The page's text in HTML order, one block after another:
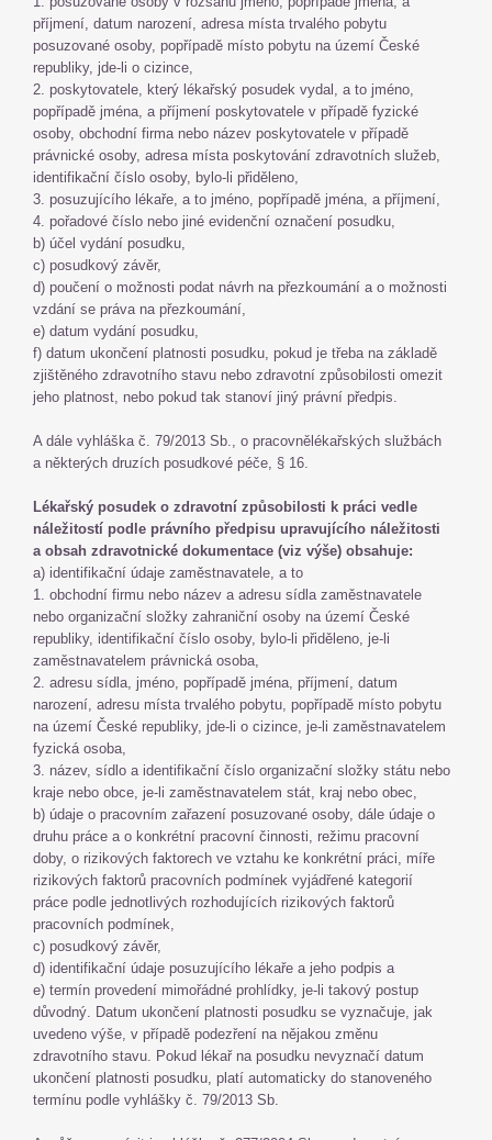
příjmení, datum narození, adresa místa trvalého pobytu
posuzované osoby, popřípadě místo pobytu na území České
republiky, jde-li o cizince,
2. poskytovatele, který lékařský posudek vydal, a to jméno,
popřípadě jména, a příjmení poskytovatele v případě fyzické
osoby, obchodní firma nebo název poskytovatele v případě
právnické osoby, adresa místa poskytování zdravotních služeb,
identifikační číslo osoby, bylo-li přiděleno,
3. posuzujícího lékaře, a to jméno, popřípadě jména, a příjmení,
4. pořadové číslo nebo jiné evidenční označení posudku,
b) účel vydání posudku,
c) posudkový závěr,
d) poučení o možnosti podat návrh na přezkoumání a o možnosti
vzdání se práva na přezkoumání,
e) datum vydání posudku,
f) datum ukončení platnosti posudku, pokud je třeba na základě
zjištěného zdravotního stavu nebo zdravotní způsobilosti omezit
jeho platnost, nebo pokud tak stanoví jiný právní předpis.
A dále vyhláška č. 79/2013 Sb., o pracovnělékařských službách
a některých druzích posudkové péče, § 16.
Lékařský posudek o zdravotní způsobilosti k práci vedle
náležitostí podle právního předpisu upravujícího náležitosti
a obsah zdravotnické dokumentace (viz výše) obsahuje:
a) identifikační údaje zaměstnavatele, a to
1. obchodní firmu nebo název a adresu sídla zaměstnavatele
nebo organizační složky zahraniční osoby na území České
republiky, identifikační číslo osoby, bylo-li přiděleno, je-li
zaměstnavatelem právnická osoba,
2. adresu sídla, jméno, popřípadě jména, příjmení, datum
narození, adresu místa trvalého pobytu, popřípadě místo pobytu
na území České republiky, jde-li o cizince, je-li zaměstnavatelem
fyzická osoba,
3. název, sídlo a identifikační číslo organizační složky státu nebo
kraje nebo obce, je-li zaměstnavatelem stát, kraj nebo obec,
b) údaje o pracovním zařazení posuzované osoby, dále údaje o
druhu práce a o konkrétní pracovní činnosti, režimu pracovní
doby, o rizikových faktorech ve vztahu ke konkrétní práci, míře
rizikových faktorů pracovních podmínek vyjádřené kategorií
práce podle jednotlivých rozhodujících rizikových faktorů
pracovních podmínek,
c) posudkový závěr,
d) identifikační údaje posuzujícího lékaře a jeho podpis a
e) termín provedení mimořádné prohlídky, je-li takový postup
důvodný. Datum ukončení platnosti posudku se vyznačuje, jak
uvedeno výše, v případě podezření na nějakou změnu
zdravotního stavu. Pokud lékař na posudku nevyznačí datum
ukončení platnosti posudku, platí automaticky do stanoveného
termínu podle vyhlášky č. 79/2013 Sb.